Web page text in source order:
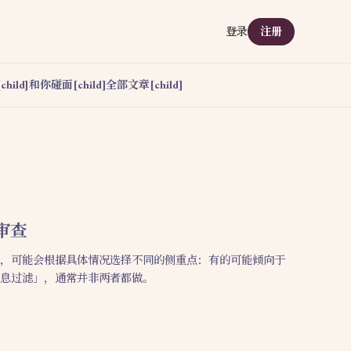
和你碰面[child]全部文章[child]
登录 注册
查
可能会根据具体情况选择不同的侧重点：有的可能倾向于
过滤」，通常并非两者都做。